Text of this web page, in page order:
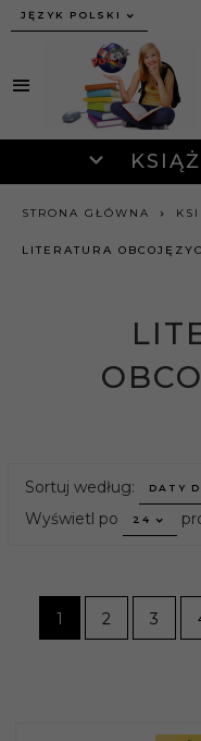
JĘZYK POLSKI
STRONA GŁÓWNA
LITERATURA
Sortuj według: sort
DATY
Wyświetl po pop
24
1 2 3